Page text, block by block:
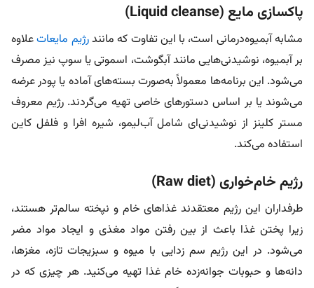
پاکسازی مایع (Liquid cleanse)
مشابه آبمیوه‌درمانی است، با این تفاوت که مانندرژیم مایعاتعلاوه
بر آبمیوه، نوشیدنی‌هایی مانند آبگوشت، اسموتی یا سوپ نیز مصرف
می‌شود. این برنامه‌ها معمولاً به‌صورت بسته‌های آماده یا پودر عرضه
می‌شوند یا بر اساس دستورهای خاصی تهیه می‌گردند. رژیم معروف
مستر کلینز از نوشیدنی‌ای شامل آب‌لیمو، شیره افرا و فلفل کاین
استفاده می‌کند.
رژیم خام‌خواری (Raw diet)
طرفداران این رژیم معتقدند غذاهای خام و نپخته سالم‌تر هستند،
زیرا پختن غذا باعث از بین رفتن مواد مغذی و ایجاد مواد مضر
می‌شود. در این رژیم سم زدایی با میوه و سبزیجات تازه، مغزها،
دانه‌ها و حبوبات جوانه‌زده خام غذا تهیه می‌کنید. هر چیزی که در